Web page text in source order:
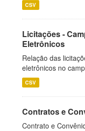
CSV
Licitações -
Eletrônicos
Relação das
eletrônicos no
CSV
Contratos e
Contrato e